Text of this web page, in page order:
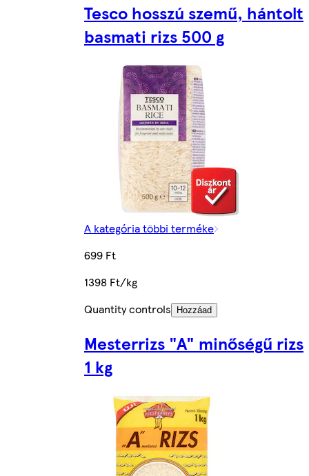
Tesco hosszú szemű, hántolt
basmati rizs 500 g
A kategória többi terméke
699 Ft
1398 Ft/kg
Quantity controls
Hozzáad
Mesterrizs "A" minőségű rizs
1 kg